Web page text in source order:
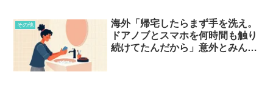
その他
海外「帰宅したらまず手を洗え。
ドアノブとスマホを何時間も触り
続けてたんだから」意外とみんな